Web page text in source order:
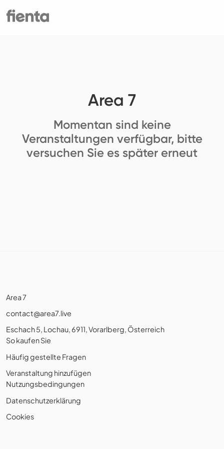
Area 7
Momentan sind keine
Veranstaltungen verfügbar, bitte
versuchen Sie es später erneut
Area 7
contact@area7.live
Eschach 5, Lochau, 6911, Vorarlberg, Österreich
So kaufen Sie
Häufig gestellte Fragen
Veranstaltung hinzufügen
Nutzungsbedingungen
Datenschutzerklärung
Cookies